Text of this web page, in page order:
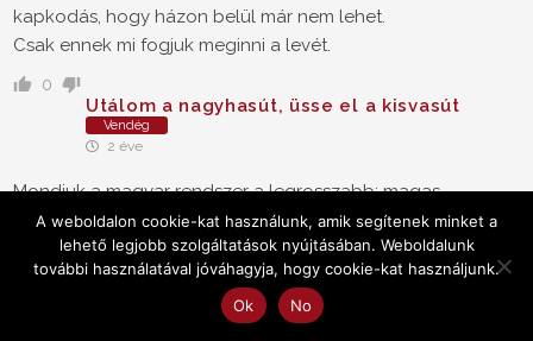
kapkodás, hogy házon belül már nem lehet.
Csak ennek mi fogjuk meginni a levét.
0
Utálom a nagyhasút, üsse el a kisvasút
Vendég
2 éve
Mondjuk a magyar rendszer a legrosszabb: magas
szervizdíj és a pincér meg magyaráz, hogy azt nem ő kapja
meg. Mindez akkor, amikor egyébként is duplázták az
árakat a vendéglátóhelyek.
A gyorséttermek, meg a brutális áremelés után még
A weboldalon cookie-kat használunk, amik segítenek minket a
lehető legjobb szolgáltatások nyújtásában. Weboldalunk
további használatával jóváhagyja, hogy cookie-kat használjunk.
Ok
No